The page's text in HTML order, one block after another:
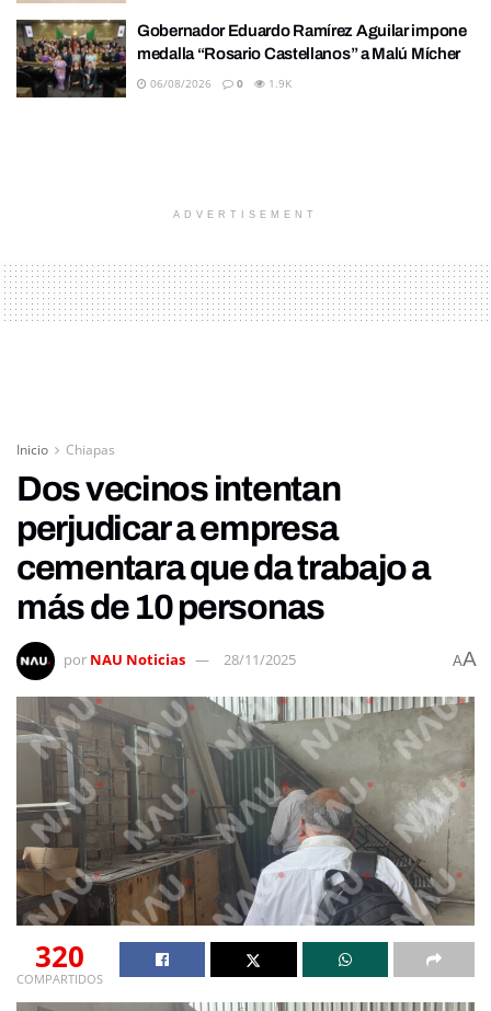
Gobernador Eduardo Ramírez Aguilar impone
medalla “Rosario Castellanos” a Malú Mícher
06/08/2026 0 1.9K
ADVERTISEMENT
Inicio Chiapas
Dos vecinos intentan
perjudicar a empresa
cementara que da trabajo a
más de 10 personas
por NAU Noticias 28/11/2025 AA
320
COMPARTIDOS